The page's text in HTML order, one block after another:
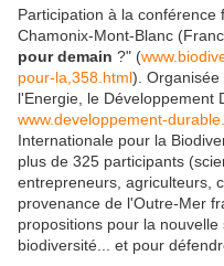
Participation à la conférence
Chamonix-Mont-Blanc
pour demain ?" (
pour-la,358.html). Organisée
l'Energie, le Développement
www.developpement-
Internationale pour la
plus de 325 participants
entrepreneurs, agriculteurs,
provenance de l'Outre-Mer
propositions pour la
biodiversité... et pour